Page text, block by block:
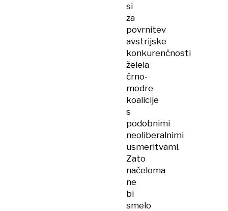
si
za
povrnitev
avstrijske
konkurenčnosti
želela
črno-
modre
koalicije
s
podobnimi
neoliberalnimi
usmeritvami.
Zato
načeloma
ne
bi
smelo